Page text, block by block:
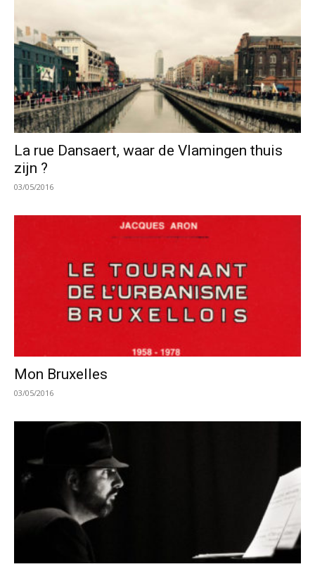
La rue Dansaert, waar de Vlamingen thuis
zijn ?
03/05/2016
Mon Bruxelles
03/05/2016